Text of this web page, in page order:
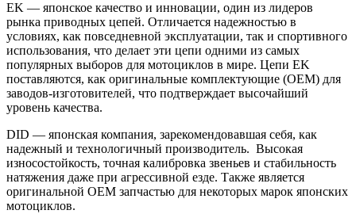
EK — японское качество и инновации, один из лидеров
рынка приводных цепей. Отличается надежностью в
условиях, как повседневной эксплуатации, так и спортивного
использования, что делает эти цепи одними из самых
популярных выборов для мотоциклов в мире. Цепи EK
поставляются, как оригинальные комплектующие (OEM) для
заводов‑изготовителей, что подтверждает высочайший
уровень качества.
DID — японская компания, зарекомендовавшая себя, как
надежный и технологичный производитель. Высокая
износостойкость, точная калибровка звеньев и стабильность
натяжения даже при агрессивной езде. Также является
оригинальной OEM запчастью для некоторых марок японских
мотоциклов.